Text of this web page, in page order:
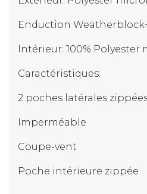
Enduction
Intérieur: 100% Polyester
Caractéristiques:
2 poches latérales
Imperméable
Coupe-vent
Poche intérieure zippée